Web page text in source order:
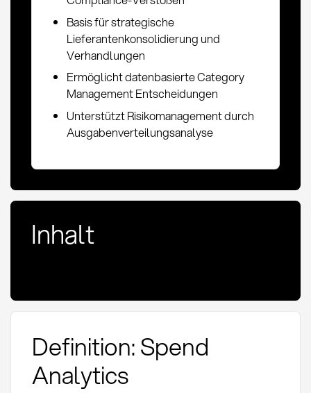
Basis für strategische
Lieferantenkonsolidierung und
Verhandlungen
Ermöglicht datenbasierte Category
Management Entscheidungen
Unterstützt Risikomanagement durch
Ausgabenverteilungsanalyse
Inhalt
Definition: Spend
Analytics